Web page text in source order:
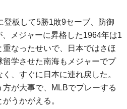
登板して5勝1敗9セーブ、防御
メジャーに昇格した1964年は1
なったせいで、日本ではさほ
学させた南海もメジャーでプ
、すぐに日本に連れ戻した。
が大事で、MLBでプレーする
うかがえる。